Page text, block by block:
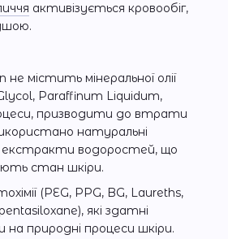
активізується кровообіг,
містить мінеральної олії
Paraffinum Liquidum,
призводити до втрати
натуральні
екстракти водоростей, що
стан шкіри.
(PEG, PPG, BG, Laureths,
які здатні
природні процеси шкіри.